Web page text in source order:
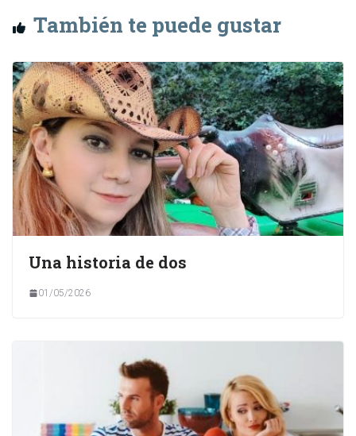
También te puede gustar
Una historia de dos
01/05/2026